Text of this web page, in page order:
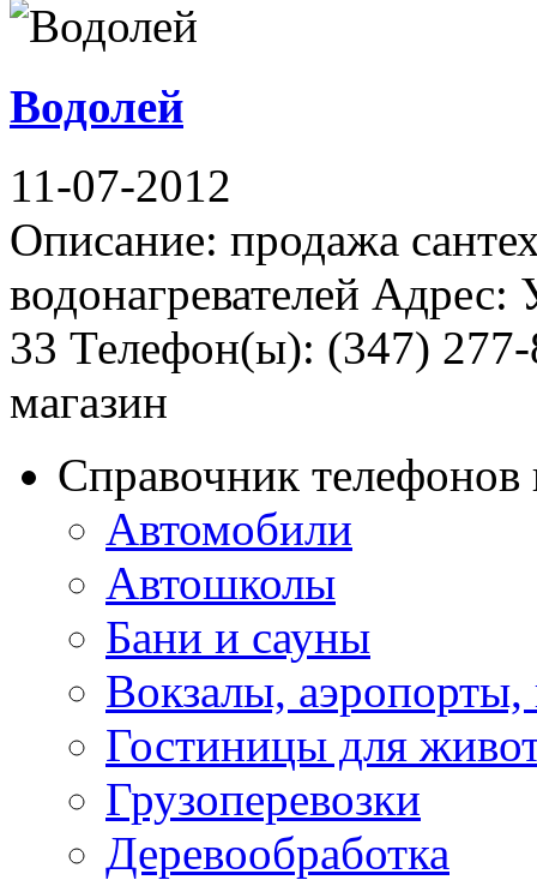
Водолей
11-07-2012
Описание: продажа
водонагревателей
33 Телефон(ы): (347)
магазин
Справочник
Автомобили
Автошколы
Бани и сауны
Вокзалы,
Гостиницы для
Грузоперевозки
Деревообработка